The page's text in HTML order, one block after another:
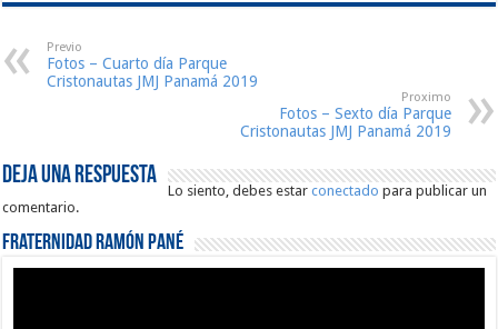
Previo
Fotos – Cuarto día Parque
Cristonautas JMJ Panamá 2019
Proximo
Fotos – Sexto día Parque
Cristonautas JMJ Panamá 2019
Deja una respuesta
Lo siento, debes estarconectado para publicar un
comentario.
Fraternidad Ramón Pané